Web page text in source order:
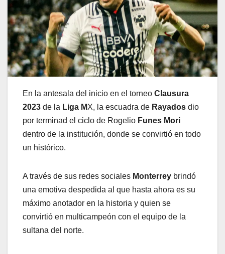
En la antesala del inicio en el torneo Clausura
2023 de la Liga MX, la escuadra de Rayados dio
por terminad el ciclo de Rogelio Funes Mori
dentro de la institución, donde se convirtió en todo
un histórico.
A través de sus redes sociales Monterrey brindó
una emotiva despedida al que hasta ahora es su
máximo anotador en la historia y quien se
convirtió en multicampeón con el equipo de la
sultana del norte.